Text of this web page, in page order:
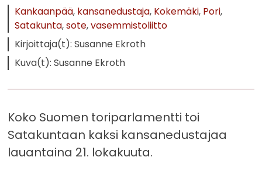
Kankaanpää kansanedustaja Kokemäki Pori
Satakunta sote vasemmistoliitto
Kirjoittaja(t): Susanne Ekroth
Kuva(t): Susanne Ekroth
Koko Suomen toriparlamentti toi
Satakuntaan kaksi kansanedustajaa
lauantaina 21. lokakuuta.